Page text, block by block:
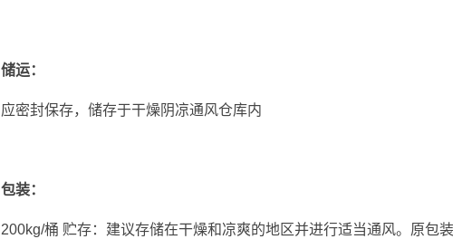
储运：
应密封保存，储存于干燥阴凉通风仓库内
包装：
200kg/桶 贮存：建议存储在干燥和凉爽的地区并进行适当通风。原包